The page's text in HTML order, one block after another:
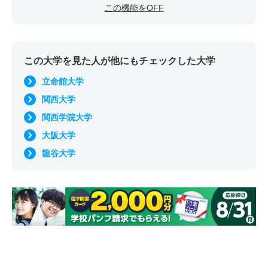
この機能をOFF
この大学を見た人が他にもチェックした大学
立命館大学
関西大学
関西学院大学
大阪大学
龍谷大学